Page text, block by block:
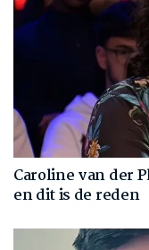
Caroline van der
en dit is de reden